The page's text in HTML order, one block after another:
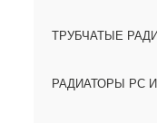
ТРУБЧАТЫЕ
РАДИАТОРЫ РС